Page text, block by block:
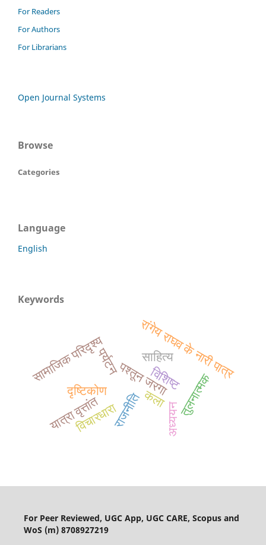
For Readers
For Authors
For Librarians
Open Journal Systems
Browse
Categories
Language
English
Keywords
पश्तून जरगा
राजनीति
साहित्य
पर्यटन
कला
यात्रा वृत्तांत
रांगेय राघव के नारी पात्र
सामाजिक परिदृश्य
अध्ययन
दृष्टिकोण विशिष्ट
विचारधारा तुलनात्मक
For Peer Reviewed, UGC App, UGC CARE, Scopus and
WoS (m) 8708927219